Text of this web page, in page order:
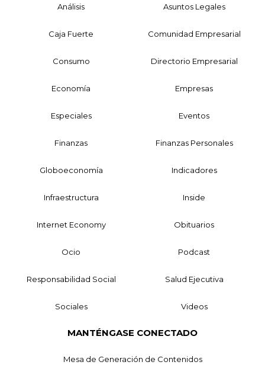
Análisis Asuntos Legales
Caja Fuerte Comunidad Empresarial
Consumo Directorio Empresarial
Economía Empresas
Especiales Eventos
Finanzas Finanzas Personales
Globoeconomía Indicadores
Infraestructura Inside
Internet Economy Obituarios
Ocio Podcast
Responsabilidad Social Salud Ejecutiva
Sociales Videos
MANTÉNGASE CONECTADO
Mesa de Generación de Contenidos